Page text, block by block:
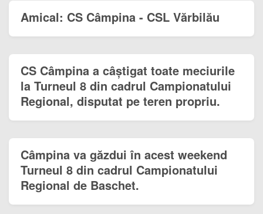
Amical: CS Câmpina - CSL Vărbilău
CS Câmpina a câștigat toate meciurile
la Turneul 8 din cadrul Campionatului
Regional, disputat pe teren propriu.
Câmpina va găzdui în acest weekend
Turneul 8 din cadrul Campionatului
Regional de Baschet.